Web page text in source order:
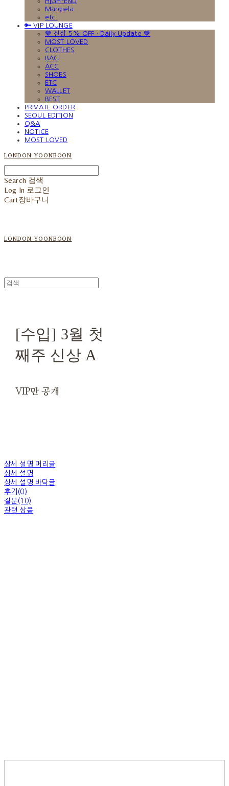
Margiela
etc.
🔑 VIP LOUNGE
🤎 신상 5% OFF · Daily Update 🤎
MOST LOVED
CLOTHES
BAG
ACC
SHOES
ETC
WALLET
BEST
PRIVATE ORDER
SEOUL EDITION
Q&A
NOTICE
MOST LOVED
LONDON YOONBOON
Search 검색
Log In 로그인
Cart장바구니
LONDON YOONBOON
[수입] 3월 첫
째주 신상 A
VIP만 공개
상세 설명 머리글
상세 설명
상세 설명 바닥글
후기(0)
질문(10)
관련 상품